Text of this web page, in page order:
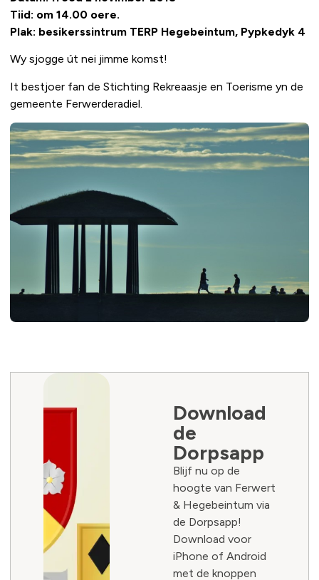
Tiid: om 14.00 oere.
Plak: besikerssintrum TERP Hegebeintum, Pypkedyk 4
Wy sjogge út nei jimme komst!
It bestjoer fan de Stichting Rekreaasje en Toerisme yn de
gemeente Ferwerderadiel.
Download
de
Dorpsapp
Blijf nu op de
hoogte van Ferwert
& Hegebeintum via
de Dorpsapp!
Download voor
iPhone of Android
met de knoppen